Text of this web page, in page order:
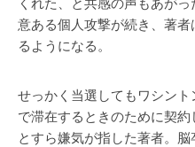
くれた、と共感の声もあが
意ある個人攻撃が続き、著
るようになる。
せっかく当選してもワシン
で滞在するときのために契
とすら嫌気が指した著者。